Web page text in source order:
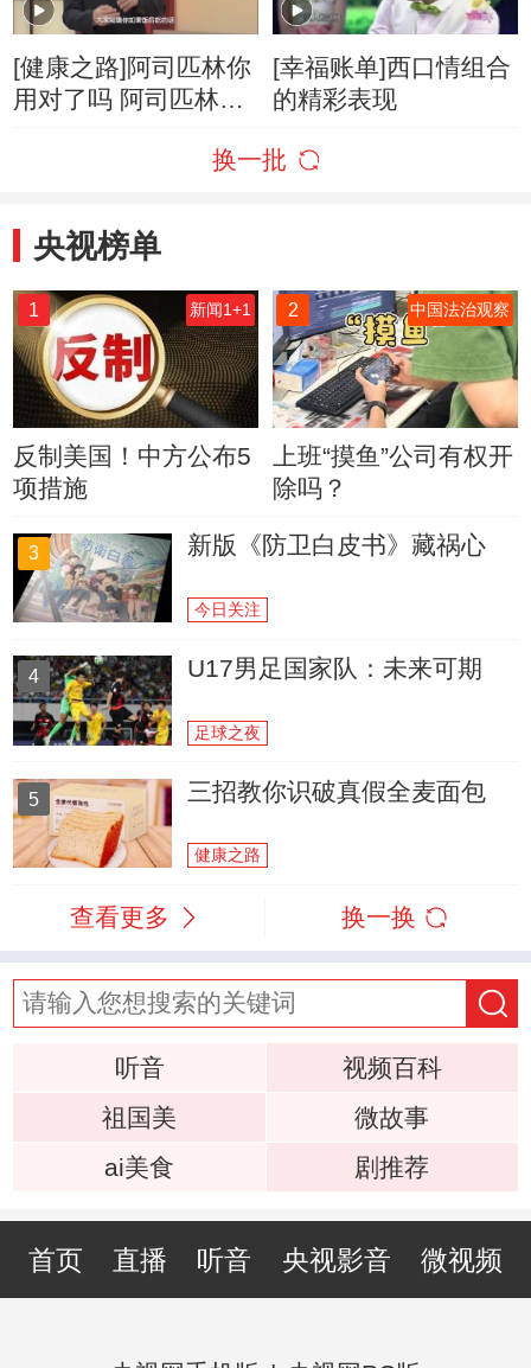
[健康之路]阿司匹林你
用对了吗 阿司匹林的
[幸福账单]西口情组合
的精彩表现
换一批
央视榜单
1 新闻1+1
反制美国！中方公布5
项措施
2 中国法治观察
上班“摸鱼”公司有权开
除吗？
3 新版《防卫白皮书》藏祸心
今日关注
4 U17男足国家队：未来可期
足球之夜
5 三招教你识破真假全麦面包
健康之路
查看更多 换一换
听音
视频百科
祖国美
微故事
ai美食
剧推荐
首页 直播 听音 央视影音 微视频